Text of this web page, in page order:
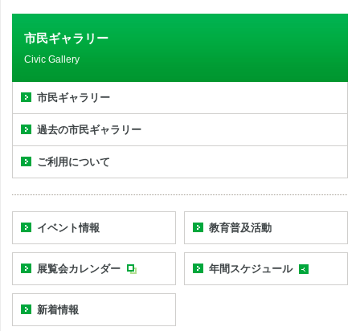
市民ギャラリー
Civic Gallery
市民ギャラリー
過去の市民ギャラリー
ご利用について
イベント情報 教育普及活動
展覧会カレンダー 年間スケジュール
新着情報